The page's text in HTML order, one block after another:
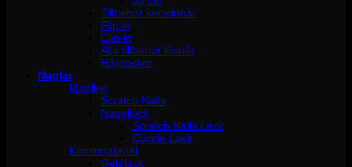
Tillbehör keratinhår
Flip in
Clip-in
Alla tillbehör löshår
Hårdockor
Naglar
Manikyr
Scratch Nails
Nagellack
Scratch Nails Lack
Cuccio Lack
Konstmaterial
Gelélack